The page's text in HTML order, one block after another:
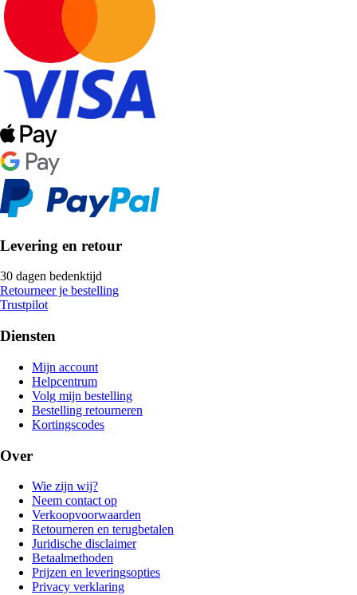
Levering en retour
30 dagen bedenktijd
Retourneer je bestelling
Trustpilot
Diensten
Mijn account
Helpcentrum
Volg mijn bestelling
Bestelling retourneren
Kortingscodes
Over
Wie zijn wij?
Neem contact op
Verkoopvoorwaarden
Retourneren en terugbetalen
Juridische disclaimer
Betaalmethoden
Prijzen en leveringsopties
Privacy verklaring